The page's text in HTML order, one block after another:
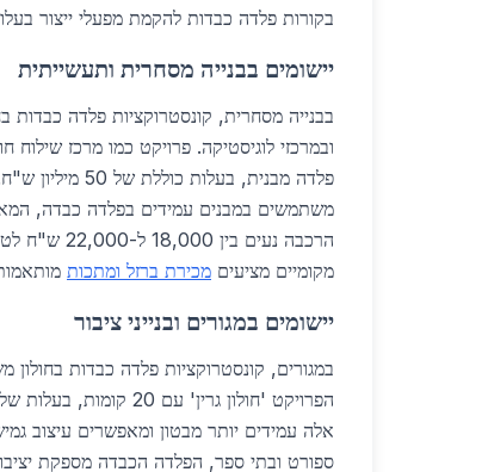
בקורות פלדה כבדות להקמת מפעלי ייצור בעלות של כ-
יישומים בבנייה מסחרית ותעשייתית
בבנייה מסחרית, קונסטרוקציות פלדה כבדות
ובמרכזי לוגיסטיקה. פרויקט כמו מרכז
פלדה מבנית,
משתמשים במבנים עמידים בפלדה כבדה,
הרכבה נעים
מקומיים מציעים מכירת ברזל ומתכות
יישומים במגורים ובנייני ציבור
במגורים, קונסטרוקציות פלדה כבדות בחולון
אלה עמידים יותר מבטון ומאפשרים עיצוב
ספורט ובתי ספר, הפלדה הכבדה מספקת